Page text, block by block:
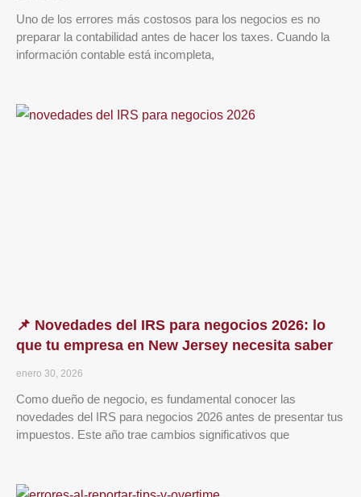
Uno de los errores más costosos para los negocios es no
preparar la contabilidad antes de hacer los taxes. Cuando la
información contable está incompleta,
📌 Novedades del IRS para negocios 2026: lo
que tu empresa en New Jersey necesita saber
enero 30, 2026
Como dueño de negocio, es fundamental conocer las
novedades del IRS para negocios 2026 antes de presentar tus
impuestos. Este año trae cambios significativos que